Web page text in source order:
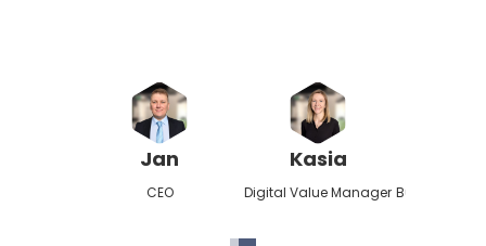
Jan
CEO
Kasia
Digital Value Manager Business